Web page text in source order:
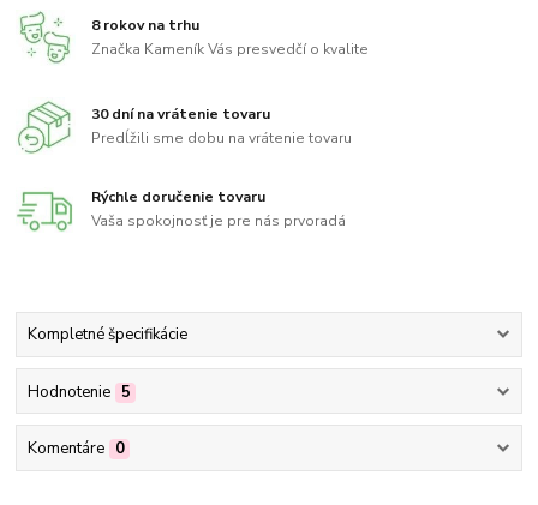
8 rokov na trhu
Značka Kameník Vás presvedčí o kvalite
30 dní na vrátenie tovaru
Predĺžili sme dobu na vrátenie tovaru
Rýchle doručenie tovaru
Vaša spokojnosť je pre nás prvoradá
Kompletné špecifikácie
Hodnotenie 5
Komentáre 0